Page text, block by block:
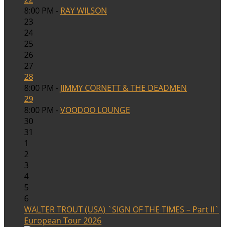
8:00 PM - RAY WILSON
23
24
25
26
27
28
8:00 PM - JIMMY CORNETT & THE DEADMEN
29
8:00 PM -VOODOO LOUNGE
30
31
1
2
3
4
5
6
WALTER TROUT (USA) `SIGN OF THE TIMES – Part II`
European Tour 2026